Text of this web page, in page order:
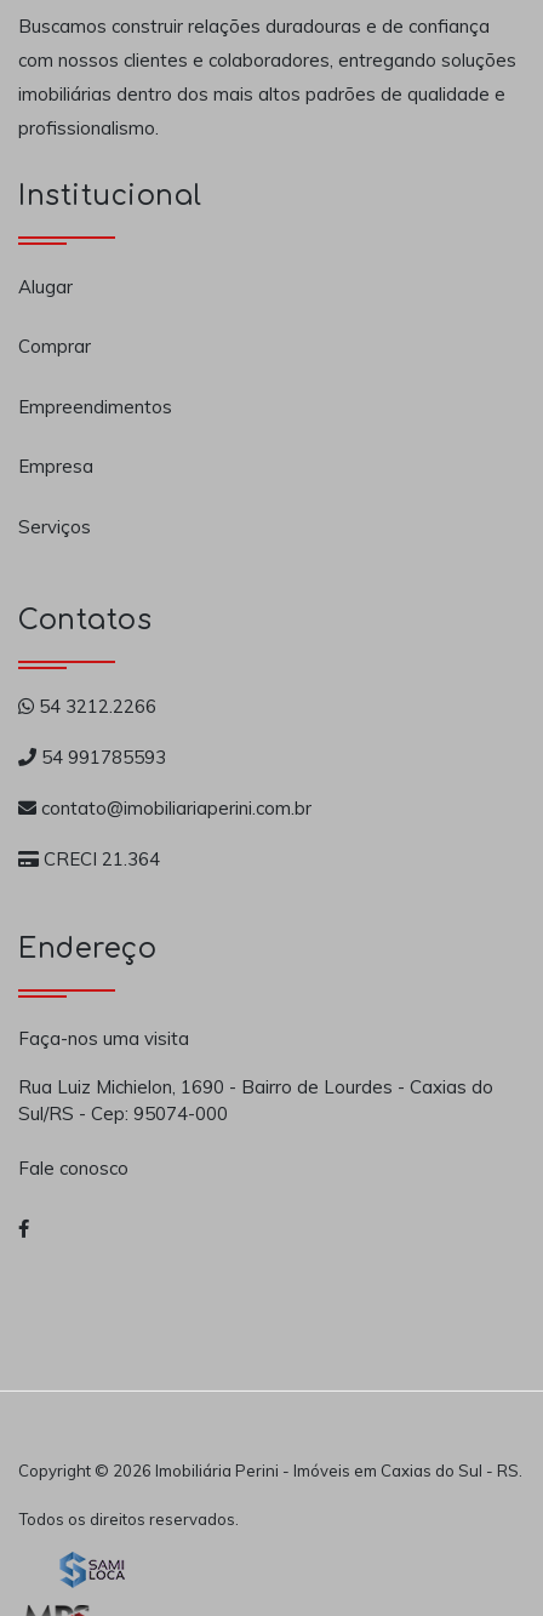
Buscamos construir relações duradouras e de confiança
com nossos clientes e colaboradores, entregando soluções
imobiliárias dentro dos mais altos padrões de qualidade e
profissionalismo.
Institucional
Alugar
Comprar
Empreendimentos
Empresa
Serviços
Contatos
54 3212.2266
54 991785593
contato@imobiliariaperini.com.br
CRECI 21.364
Endereço
Faça-nos uma visita
Rua Luiz Michielon, 1690 - Bairro de Lourdes - Caxias do
Sul/RS - Cep: 95074-000
Fale conosco
Copyright © 2026 Imobiliária Perini - Imóveis em Caxias do Sul - RS.
Todos os direitos reservados.